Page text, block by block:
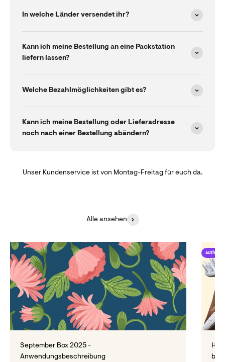
In welche Länder versendet ihr?
Kann ich meine Bestellung an eine Packstation
liefern lassen?
Welche Bezahlmöglichkeiten gibt es?
Kann ich meine Bestellung oder Lieferadresse
noch nach einer Bestellung abändern?
Unser Kundenservice ist von Montag-Freitag für euch da.
Alle ansehen
September Box 2025 -
Anwendungsbeschreibung